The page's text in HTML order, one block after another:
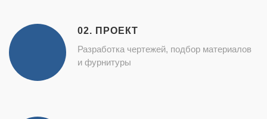
02. ПРОЕКТ
Разработка чертежей, подбор материалов
и фурнитуры